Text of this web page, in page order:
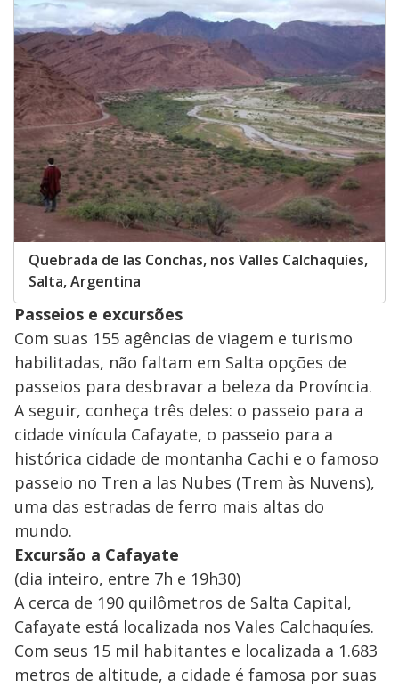
Quebrada de las Conchas, nos Valles Calchaquíes,
Salta, Argentina
Passeios e excursões
Com suas 155 agências de viagem e turismo
habilitadas, não faltam em Salta opções de
passeios para desbravar a beleza da Província.
A seguir, conheça três deles: o passeio para a
cidade vinícula Cafayate, o passeio para a
histórica cidade de montanha Cachi e o famoso
passeio no Tren a las Nubes (Trem às Nuvens),
uma das estradas de ferro mais altas do
mundo.
Excursão a Cafayate
(dia inteiro, entre 7h e 19h30)
A cerca de 190 quilômetros de Salta Capital,
Cafayate está localizada nos Vales Calchaquíes.
Com seus 15 mil habitantes e localizada a 1.683
metros de altitude, a cidade é famosa por suas